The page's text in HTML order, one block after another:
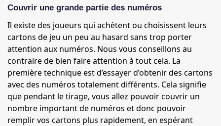
Couvrir une grande partie des numéros
Il existe des joueurs qui achètent ou choisissent leurs
cartons de jeu un peu au hasard sans trop porter
attention aux numéros. Nous vous conseillons au
contraire de bien faire attention à tout cela. La
première technique est d’essayer d’obtenir des cartons
avec des numéros totalement différents. Cela signifie
que pendant le tirage, vous allez pouvoir couvrir un
nombre important de numéros et donc pouvoir
remplir vos cartons plus rapidement, en espérant